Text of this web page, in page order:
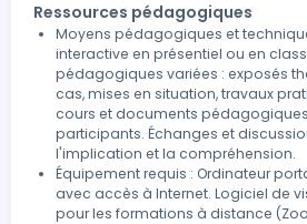
Ressources pédagogiques
Moyens pédagogiques et
interactive en présentiel ou en
pédagogiques variées : exposés
cas, mises en situation, travaux
cours et documents
participants. Échanges et
l'implication et la compréhension.
Équipement requis : Ordinateur
avec accès à Internet. Logiciel de
pour les formations à distance